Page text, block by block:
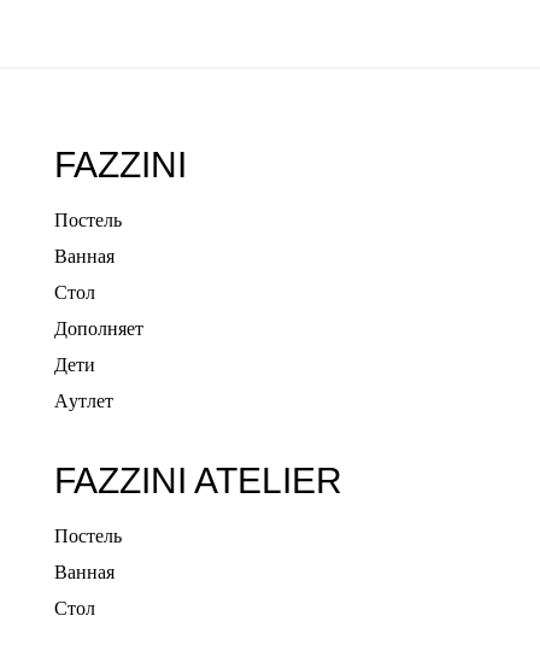
FAZZINI
Постель
Ванная
Стол
Дополняет
Дети
Aутлет
FAZZINI ATELIER
Постель
Ванная
Стол